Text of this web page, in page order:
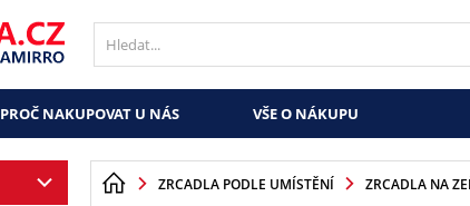
PROČ NAKUPOVAT U NÁS VŠE O NÁKUPU
ZRCADLA PODLE UMÍSTĚNÍ ZRCADLA NA